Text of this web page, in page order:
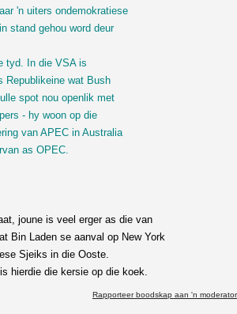
'n uiters ondemokratiese
stand gehou word deur
tyd. In die VSA is
Republikeine wat Bush
spot nou openlik met
- hy woon op die
van APEC in Australia
as OPEC.
joune is veel erger as die van
Bin Laden se aanval op New York
Sjeiks in die Ooste.
hierdie die kersie op die koek.
Rapporteer boodskap aan 'n moderator